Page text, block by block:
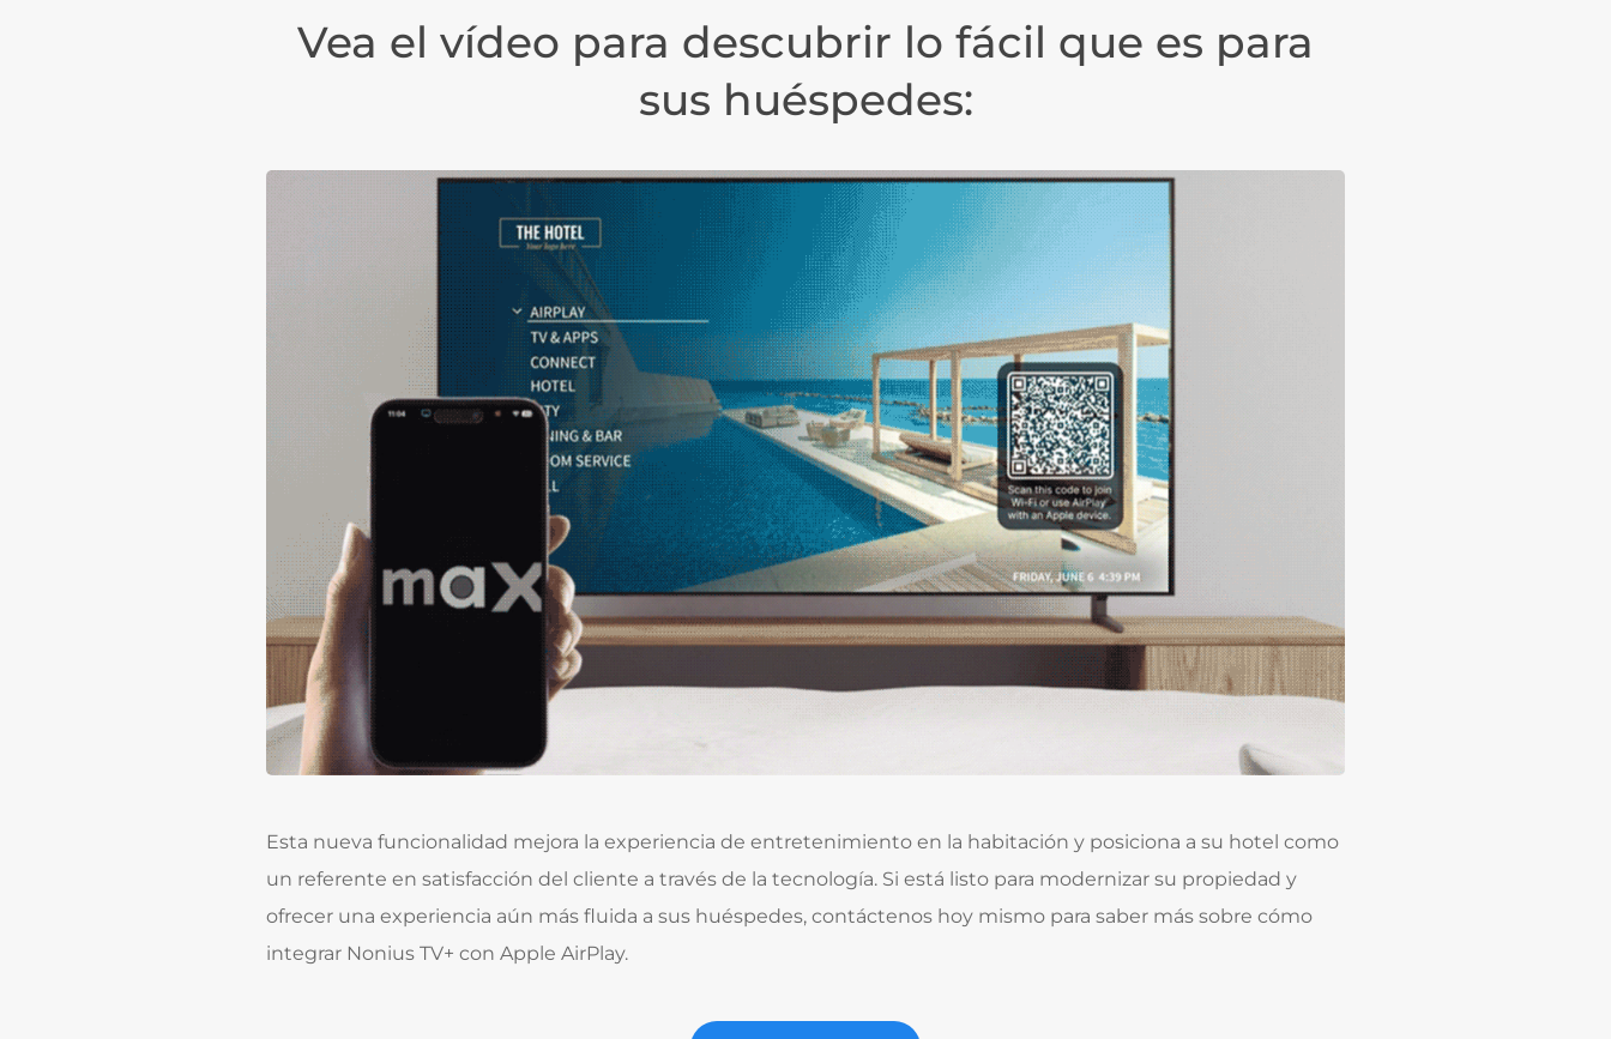
Vea el vídeo para descubrir lo fácil que es para
sus huéspedes:
Esta nueva funcionalidad mejora la experiencia de entretenimiento en la habitación y posiciona a su hotel como
un referente en satisfacción del cliente a través de la tecnología. Si está listo para modernizar su propiedad y
ofrecer una experiencia aún más fluida a sus huéspedes, contáctenos hoy mismo para saber más sobre cómo
integrar Nonius TV+ con Apple AirPlay.